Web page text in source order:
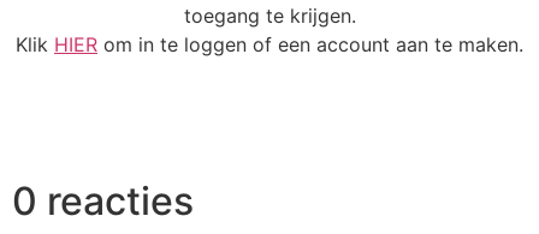
toegang te krijgen.
Klik HIER om in te loggen of een account aan te maken.
0 reacties